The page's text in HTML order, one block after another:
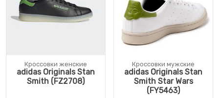
Кроссовки женские
adidas Originals Stan
Smith (FZ2708)
Кроссовки мужские
adidas Originals Stan
Smith Star Wars
(FY5463)